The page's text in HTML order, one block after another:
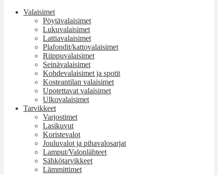
Valaisimet
Pöytävalaisimet
Lukuvalaisimet
Lattiavalaisimet
Plafondit/kattovalaisimet
Riippuvalaisimet
Seinävalaisimet
Kohdevalaisimet ja spotit
Kosteantilan valaisimet
Upotettavat valaisimet
Ulkovalaisimet
Tarvikkeet
Varjostimet
Lasikuvut
Koristevalot
Jouluvalot ja pihavalosarjat
Lamput/Valonlähteet
Sähkötarvikkeet
Lämmittimet